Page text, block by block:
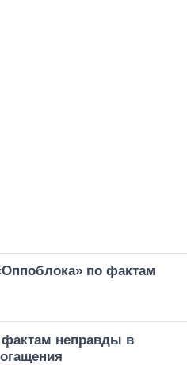
по фактам
неправды в